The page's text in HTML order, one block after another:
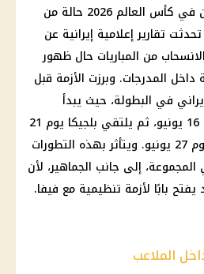
في كأس العالم 2026
حالة من
تقارير إعلامية إيرانية عن
من المباريات حال ظهور
المدرجات. وبرزت الأزمة قبل
في البطولة، حيث يبدأ
مبارياته أمام نيوزيلندا يوم 16 يونيو، ثم يلتقي بلجيكا يوم 21
يونيو، قبل مواجهة مصر يوم 27 يونيو. ويتأثر بهذه التطورات
إلى جانب الجماهير، لأن
بابًا لأزمة تنظيمية مع فيفا.
الملاعب